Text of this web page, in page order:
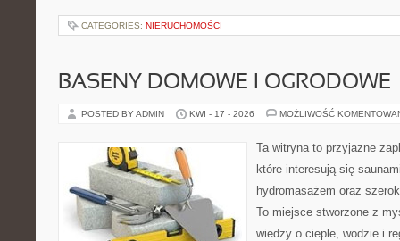
CATEGORIES: NIERUCHOMOŚCI
BASENY DOMOWE I OGRODOWE
POSTED BY ADMIN KWI - 17 - 2026 MOŻLIWOŚĆ
Ta witryna to przyjazne
które interesują się
hydromasażem oraz
To miejsce stworzone z
wiedzy o cieple, wodzie i